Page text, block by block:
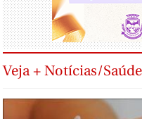
Veja + Notícias/Saúde